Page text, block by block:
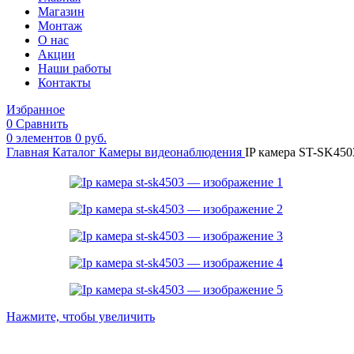
Магазин
Монтаж
О нас
Акции
Наши работы
Контакты
Избранное
0 Сравнить
0 элементов 0 руб.
Главная Каталог Камеры видеонаблюдения IP камера ST-
Нажмите, чтобы увеличить